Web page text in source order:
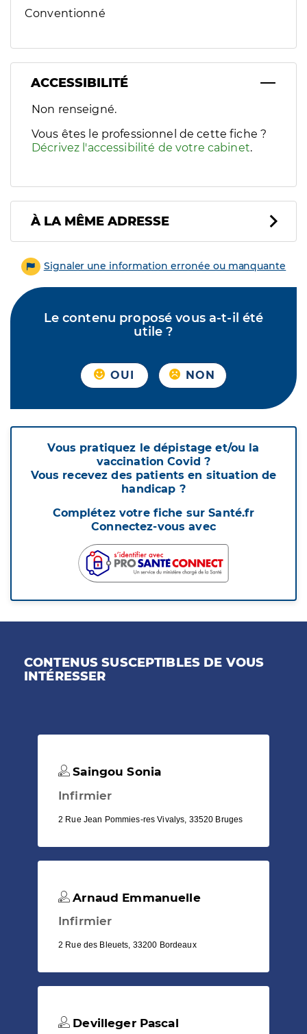
Conventionné
ACCESSIBILITÉ
Filtres
Sélectionnez un ou plusieurs handicaps/besoins
Non renseigné.
Vous êtes le professionnel de cette fiche ?
Décrivez l'accessibilité de votre cabinet.
À LA MÊME ADRESSE
Signaler une information erronée ou manquante
Le contenu proposé vous a-t-il été
utile ?
OUI NON
Vous pratiquez le dépistage et/ou la
vaccination Covid ?
Vous recevez des patients en situation de
handicap ?
Complétez votre fiche sur Santé.fr
Connectez-vous avec
CONTENUS SUSCEPTIBLES DE VOUS
INTÉRESSER
Saingou Sonia
Infirmier
2 Rue Jean Pommies-res Vivalys, 33520 Bruges
Arnaud Emmanuelle
Infirmier
2 Rue des Bleuets, 33200 Bordeaux
Devilleger Pascal